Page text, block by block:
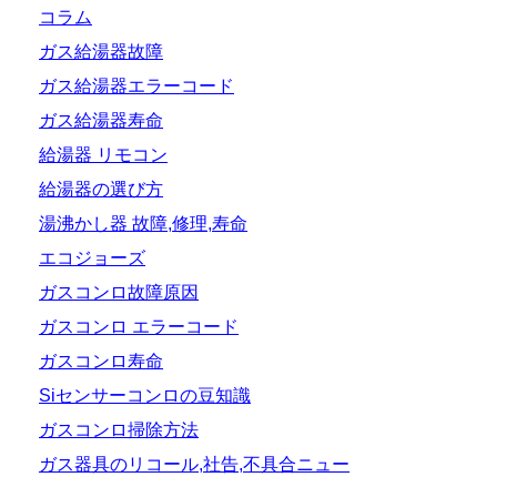
コラム
ガス給湯器故障
ガス給湯器エラーコード
ガス給湯器寿命
給湯器 リモコン
給湯器の選び方
湯沸かし器 故障,修理,寿命
エコジョーズ
ガスコンロ故障原因
ガスコンロ エラーコード
ガスコンロ寿命
Siセンサーコンロの豆知識
ガスコンロ掃除方法
ガス器具のリコール,社告,不具合ニュー